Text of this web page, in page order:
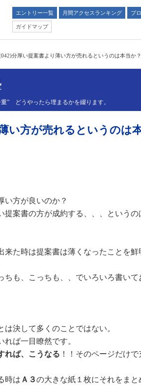
エントリー一覧 月間アクセスランキング ブ
ガイドマップ
分厚い提案書より薄い方が売れるというのは本当か？
” どうやったら埋まるかを綴ります。
い方が売れるというのは
い方が良いのか？
提案書の方が成約する、、、というの
来た時は提案書は薄くなったことを鮮
ちも、こっちも、、でいろいろ書い
決して多くのことではない。
ば一目瞭然です。
れば、こうなる ！！そのページだけで
時は Ａ３の大きな紙１枚にそれをまと